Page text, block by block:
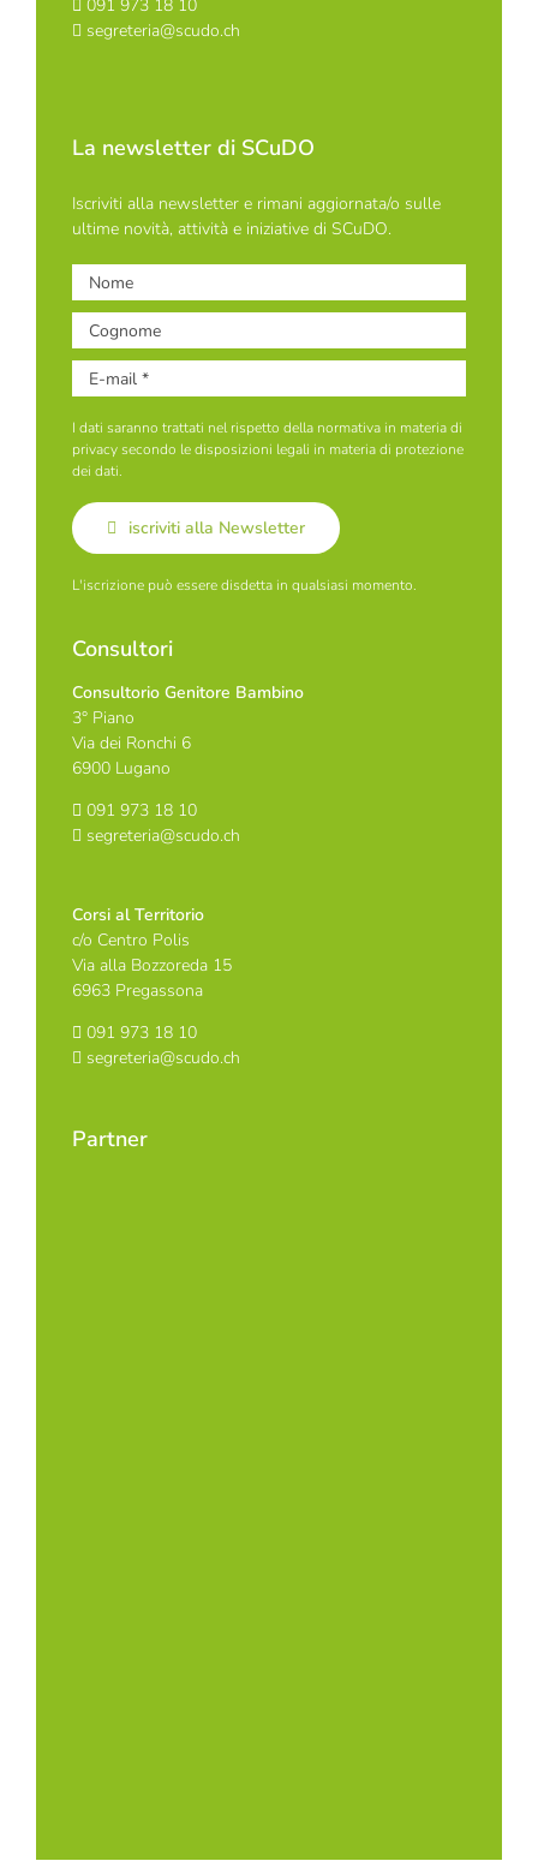
091 973 18 10
segreteria@scudo.ch
La newsletter di SCuDO
Iscriviti alla newsletter e rimani aggiornata/o sulle
ultime novità, attività e iniziative di SCuDO.
I dati saranno trattati nel rispetto della normativa in materia di
privacy secondo le disposizioni legali in materia di protezione
dei dati.
iscriviti alla Newsletter
L'iscrizione può essere disdetta in qualsiasi momento.
Consultori
Consultorio Genitore Bambino
3° Piano
Via dei Ronchi 6
6900 Lugano
091 973 18 10
segreteria@scudo.ch
Corsi al Territorio
c/o Centro Polis
Via alla Bozzoreda 15
6963 Pregassona
091 973 18 10
segreteria@scudo.ch
Partner